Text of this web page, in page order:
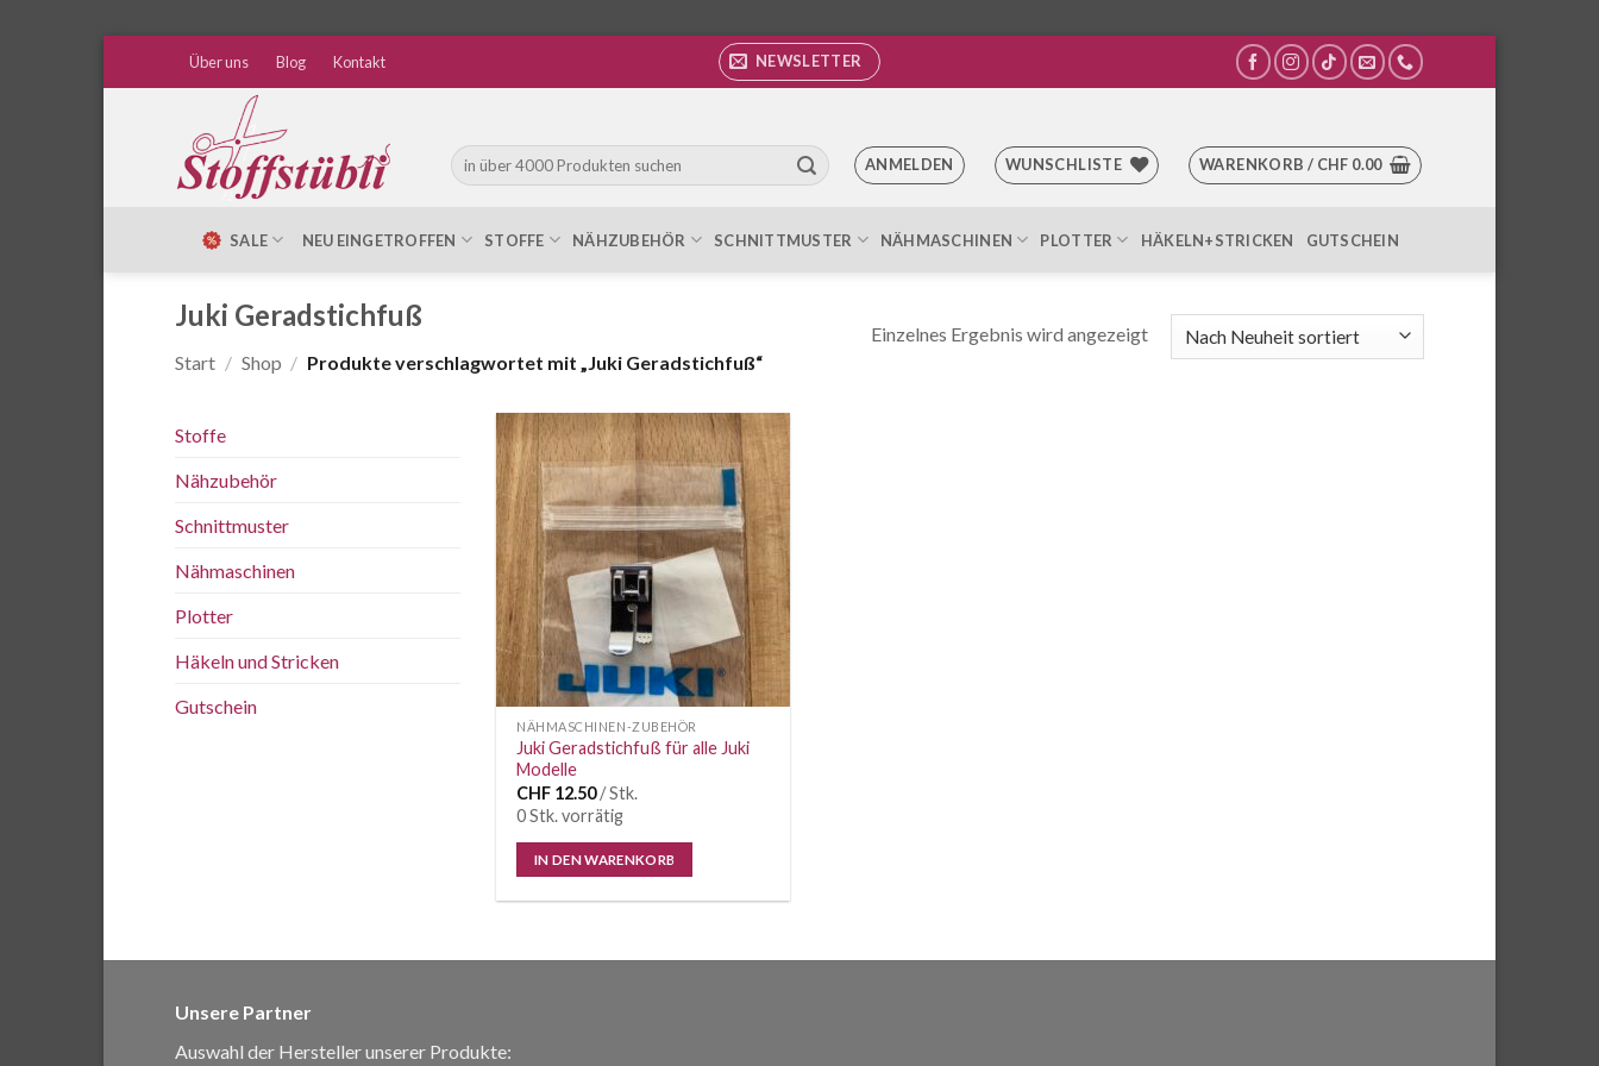
Über uns Blog Kontakt NEWSLETTER
Suche
nach:
ANMELDEN WUNSCHLISTE WARENKORB / CHF 0.00
SALE NEU EINGETROFFEN STOFFE NÄHZUBEHÖR SCHNITTMUSTER NÄHMASCHINEN PLOTTER HÄKELN+STRICKEN GUTSCHEIN
Juki Geradstichfuß
Start / Shop / Produkte verschlagwortet mit „Juki Geradstichfuß“
Einzelnes Ergebnis wird angezeigt
Stoffe
Nähzubehör
Schnittmuster
Nähmaschinen
Plotter
Häkeln und Stricken
Gutschein
Auf die
Wunschliste
NÄHMASCHINEN-ZUBEHÖR
Juki Geradstichfuß für alle Juki
Modelle
CHF 12.50/ Stk.
0 Stk. vorrätig
IN DEN WARENKORB
Unsere Partner
Auswahl der Hersteller unserer Produkte: